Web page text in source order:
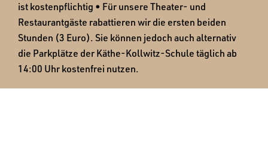
ist kostenpflichtig • Für unsere Theater- und
Restaurantgäste rabattieren wir die ersten beiden
Stunden (3 Euro). Sie können jedoch auch alternativ
die Parkplätze der Käthe-Kollwitz-Schule täglich ab
14:00 Uhr kostenfrei nutzen.